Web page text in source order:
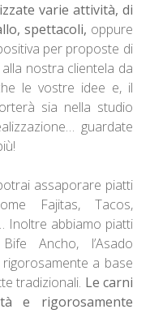
varie attività, di
spettacoli, oppure
per proposte di
nostra clientela da
le vostre idee e, il
sia nella studio
guardate
assaporare piatti
Fajitas, Tacos,
Inoltre abbiamo piatti
Ancho, l’Asado
a base
tradizionali. Le carni
e rigorosamente